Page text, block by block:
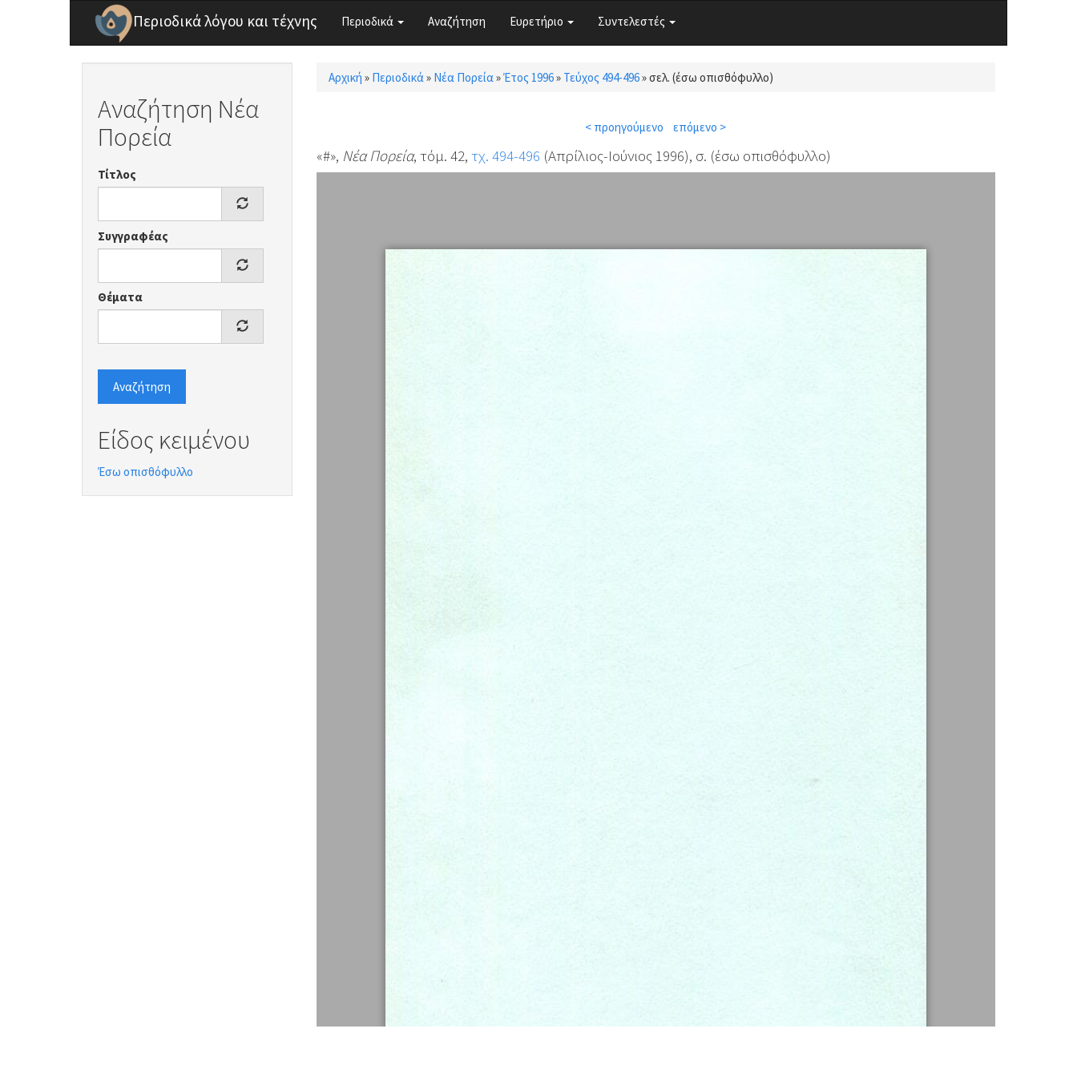
Παράκαμψη προς το κυρίως περιεχόμενο
Περιοδικά λόγου και τέχνης Περιοδικά Αναζήτηση Ευρετήριο Συντελεστές
Αναζήτηση Νέα
Πορεία
Τίτλος
Συγγραφέας
Θέματα
Αναζήτηση
Είδος κειμένου
Έσω οπισθόφυλλο
Είστε εδώ
Αρχική » Περιοδικά» Νέα Πορεία»Έτος 1996» Τεύχος 494-496»σελ. (έσω οπισθόφυλλο)
< προηγούμενο επόμενο >
«#», Νέα Πορεία, τόμ. 42, τχ. 494-496 (Απρίλιος-Ιούνιος 1996), σ. (έσω οπισθόφυλλο)